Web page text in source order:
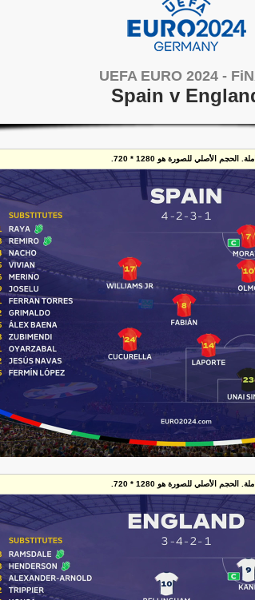
UEFA EURO 2024 -
Spain v
الأصلي للصورة هو 1280 * 720.
الأصلي للصورة هو 1280 * 720.